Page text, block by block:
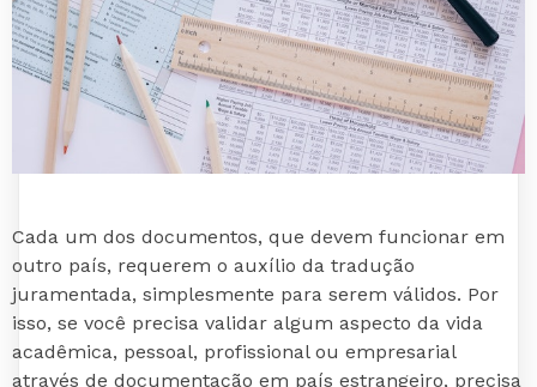
Cada um dos documentos, que devem funcionar em
outro país, requerem o auxílio da tradução
juramentada, simplesmente para serem válidos. Por
isso, se você precisa validar algum aspecto da vida
acadêmica, pessoal, profissional ou empresarial
através de documentação em país estrangeiro, precisa